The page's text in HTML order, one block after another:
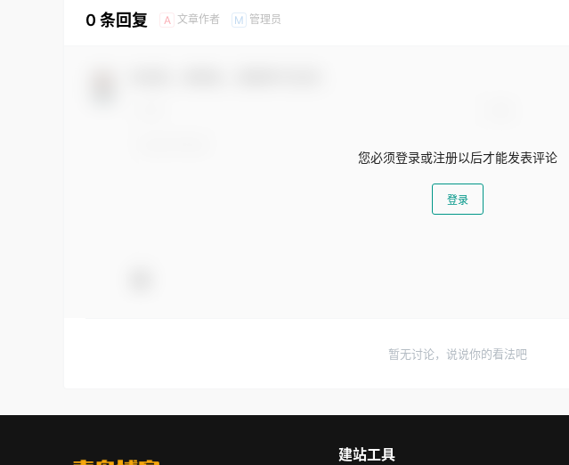
0 条回复 A 文章作者 M 管理员
您必须登录或注册以后才能发表评论
登录
暂无讨论，说说你的看法吧
建站工具